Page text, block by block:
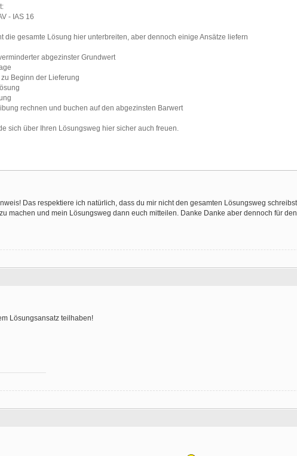
- IAS 16
die gesamte Lösung hier unterbreiten, aber dennoch einige Ansätze liefern
abgezinster Grundwert
Beginn der Lieferung
rechnen und buchen auf den abgezinsten Barwert
sich über Ihren Lösungsweg hier sicher auch freuen.
Das respektiere ich natürlich, dass du mir nicht den gesamten Lösungsweg
machen und mein Lösungsweg dann euch mitteilen. Danke Danke aber dennoch für
Lösungsansatz teilhaben!